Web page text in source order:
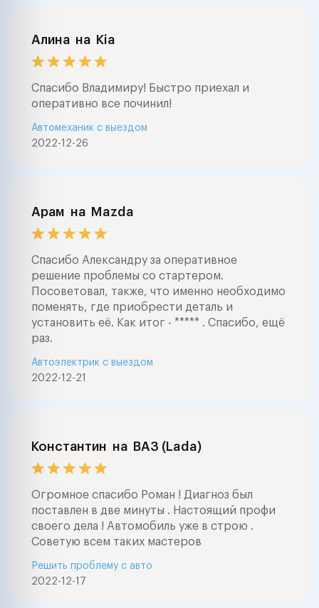
Алина на Kia
Спасибо Владимиру! Быстро приехал и
оперативно все починил!
2022-12-26
Автомеханик с выездом
Арам на Mazda
Спасибо Александру за оперативное
решение проблемы со стартером.
Посоветовал, также, что именно необходимо
поменять, где приобрести деталь и
установить её. Как итог - ***** . Спасибо, ещё
раз.
2022-12-21
Автоэлектрик с выездом
Константин на ВАЗ (Lada)
Огромное спасибо Роман ! Диагноз был
поставлен в две минуты . Настоящий профи
своего дела ! Автомобиль уже в строю .
Советую всем таких мастеров
2022-12-17
Решить проблему с авто